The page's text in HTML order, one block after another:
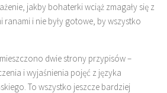
jakby bohaterki wciąż zmagały się z
i nie były gotowe, by wszystko
dwie strony przypisów –
i wyjaśnienia pojęć z języka
To wszystko jeszcze bardziej